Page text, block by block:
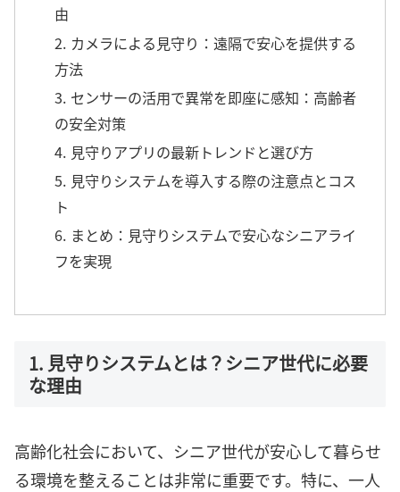
由
2. カメラによる見守り：遠隔で安心を提供する
方法
3. センサーの活用で異常を即座に感知：高齢者
の安全対策
4. 見守りアプリの最新トレンドと選び方
5. 見守りシステムを導入する際の注意点とコス
ト
6. まとめ：見守りシステムで安心なシニアライ
フを実現
1. 見守りシステムとは？シニア世代に必要
な理由
高齢化社会において、シニア世代が安心して暮らせ
る環境を整えることは非常に重要です。特に、一人